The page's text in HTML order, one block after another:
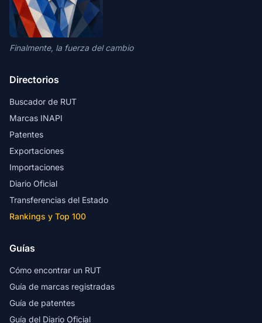
Finalmente, la fuerza del cambio
Directorios
Buscador de RUT
Marcas INAPI
Patentes
Exportaciones
Importaciones
Diario Oficial
Transferencias del Estado
Rankings y Top 100
Guías
Cómo encontrar un RUT
Guía de marcas registradas
Guía de patentes
Guía del Diario Oficial